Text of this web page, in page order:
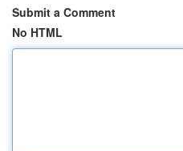
Submit a Comment
No HTML